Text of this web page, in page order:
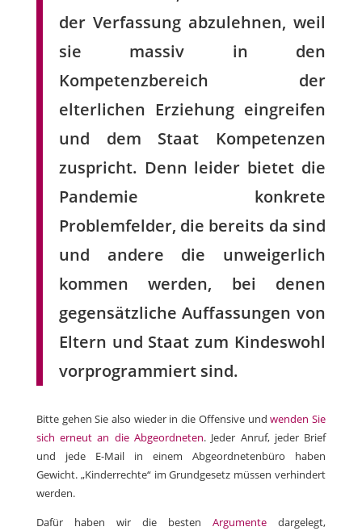
der Verfassung abzulehnen, weil
sie massiv in den
Kompetenzbereich der
elterlichen Erziehung eingreifen
und dem Staat Kompetenzen
zuspricht. Denn leider bietet die
Pandemie konkrete
Problemfelder, die bereits da sind
und andere die unweigerlich
kommen werden, bei denen
gegensätzliche Auffassungen von
Eltern und Staat zum Kindeswohl
vorprogrammiert sind.
Bitte gehen Sie also wieder in die Offensive undwenden Sie
sich erneut an die Abgeordneten. Jeder Anruf, jeder Brief
und jede E-Mail in einem Abgeordnetenbüro haben
Gewicht. „Kinderrechte“ im Grundgesetz müssen verhindert
werden.
Dafür haben wir die bestenArgumente dargelegt,